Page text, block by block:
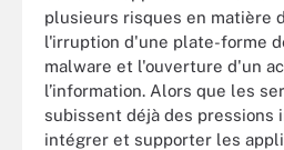
plusieurs risques en matière
l'irruption d'une plate-forme
malware et l'ouverture d'un
l’information. Alors que les
subissent déjà des pressions
intégrer et supporter les